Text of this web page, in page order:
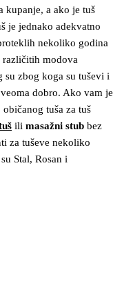
kupanje, a ako je tuš
je jednako adekvatno
nekoliko godina
različitih modova
su zbog koga su tuševi i
dobro. Ako vam je
tuša za tuš
ili masažni stub bez
za tuševe nekoliko
Stal, Rosan i